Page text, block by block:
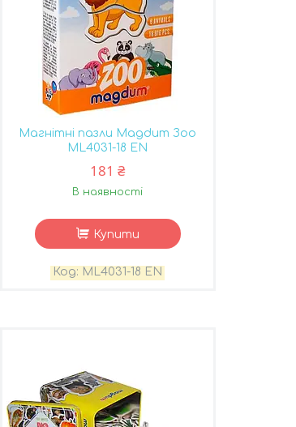
Магнітні пазли Magdum Зоо
ML4031-18 EN
181 ₴
В наявності
Купити
ML4031-18 EN